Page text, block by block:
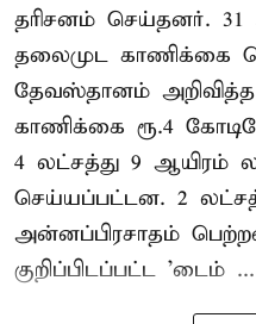
தரிசனம் செய்தனர். 31
தலைமுட காணிக்கை
தேவஸ்தானம்
காணிக்கை ரூ.4
4 லட்சத்து 9 ஆயிரம்
செய்யப்பட்டன. 2
அன்னப்பிரசாதம்
குறிப்பிடப்பட்ட 'டைம் ...